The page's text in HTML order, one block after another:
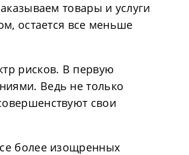
товары и услуги
остается все меньше
рисков. В первую
Ведь не только
свои
более изощренных